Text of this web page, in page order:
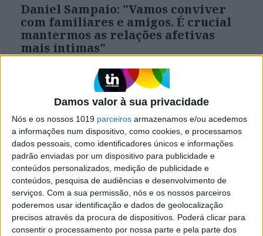
Damos valor à sua privacidade
Nós e os nossos 1019 parceiros armazenamos e/ou acedemos
a informações num dispositivo, como cookies, e processamos
dados pessoais, como identificadores únicos e informações
padrão enviadas por um dispositivo para publicidade e
conteúdos personalizados, medição de publicidade e
conteúdos, pesquisa de audiências e desenvolvimento de
serviços. Com a sua permissão, nós e os nossos parceiros
poderemos usar identificação e dados de geolocalização
precisos através da procura de dispositivos. Poderá clicar para
consentir o processamento por nossa parte e pela parte dos
Daniel Sampaio: "Vamos conviver
com familiares e amigos. É crucial
mantermos as relações afetivas
mais íntimas"
Em entrevista à VISÃO, o psiquiatra pede que
não se confunda o contacto com estranhos em
espaços fechados com as nossas relações mais
próximas